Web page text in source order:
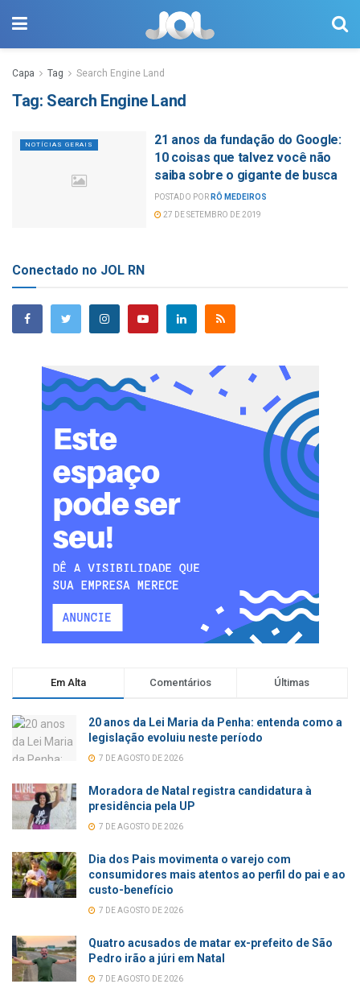
Capa Tag Search Engine Land
Tag: Search Engine Land
NOTÍCIAS GERAIS
21 anos da fundação do Google:
10 coisas que talvez você não
saiba sobre o gigante de busca
POSTADO POR RÔ MEDEIROS
27 DE SETEMBRO DE 2019
Conectado no JOL RN
Em Alta Comentários Últimas
20 anos da Lei Maria da Penha: entenda como a
legislação evoluiu neste período
7 DE AGOSTO DE 2026
Moradora de Natal registra candidatura à
presidência pela UP
7 DE AGOSTO DE 2026
Dia dos Pais movimenta o varejo com
consumidores mais atentos ao perfil do pai e ao
custo-benefício
7 DE AGOSTO DE 2026
Quatro acusados de matar ex-prefeito de São
Pedro irão a júri em Natal
7 DE AGOSTO DE 2026